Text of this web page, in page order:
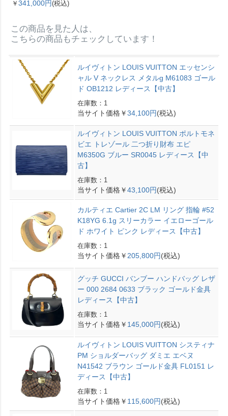
トゥープ ゴールド金具
￥ 341,000円(税込)
この商品を見た人は、
こちらの商品もチェックしています！
ルイヴィトン LOUIS VUITTON エッセンシ
ャル V ネックレス メタルg M61083 ゴール
ド OB1212 レディース【中古】
在庫数：1
当サイト価格￥34,100円(税込)
ルイヴィトン LOUIS VUITTON ポルトモネ
ビエ トレゾール 二つ折り財布 エピ
M6350G ブルー SR0045 レディース【中
古】
在庫数：1
当サイト価格￥43,100円(税込)
カルティエ Cartier 2C LM リング 指輪 #52
K18YG 6.1g スリーカラー イエローゴール
ド ホワイト ピンク レディース【中古】
在庫数：1
当サイト価格￥ 205,800円(税込)
グッチ GUCCI バンブー ハンドバッグ レザ
ー 000 2684 0633 ブラック ゴールド金具
レディース【中古】
在庫数：1
当サイト価格￥ 145,000円(税込)
ルイヴィトン LOUIS VUITTON システィナ
PM ショルダーバッグ ダミエ エベヌ
N41542 ブラウン ゴールド金具 FL0151 レ
ディース【中古】
在庫数：1
当サイト価格￥ 115,600円(税込)